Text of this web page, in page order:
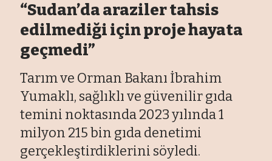
“Sudan’da araziler tahsis
edilmediği için proje hayata
geçmedi”
Tarım ve Orman Bakanı İbrahim
Yumaklı, sağlıklı ve güvenilir gıda
temini noktasında 2023 yılında 1
milyon 215 bin gıda denetimi
gerçekleştirdiklerini söyledi.